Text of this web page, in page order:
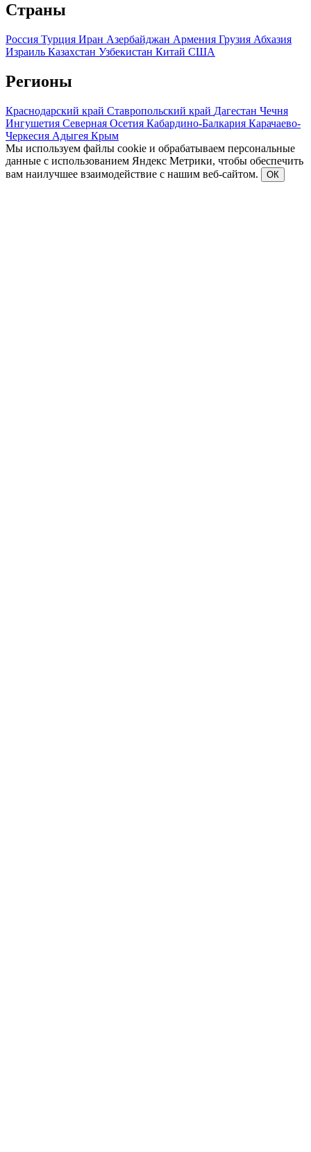
Страны
Россия Турция Иран Азербайджан Армения Грузия Абхазия
Израиль Казахстан Узбекистан Китай США
Регионы
Краснодарский край Ставропольский край Дагестан Чечня
Ингушетия Северная Осетия Кабардино-Балкария Карачаево-
Черкесия Адыгея Крым
Мы используем файлы cookie и обрабатываем персональные
данные с использованием Яндекс Метрики, чтобы обеспечить
вам наилучшее взаимодействие с нашим веб-сайтом.
ОК